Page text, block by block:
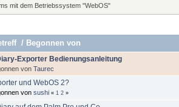
mit dem Betriebssystem "WebOS"
/ Begonnen von
Exporter Bedienungsanleitung
von Taurec
und WebOS 2?
von sushi « 1 2 »